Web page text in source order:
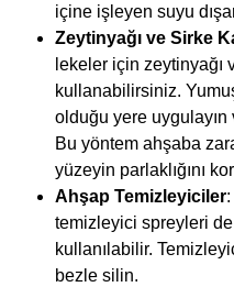
içine işleyen suyu
Zeytinyağı ve Sirke
lekeler için zeytinyağı
kullanabilirsiniz.
olduğu yere
Bu yöntem ahşaba
yüzeyin parlaklığını
Ahşap Temizleyiciler
temizleyici spreyleri
kullanılabilir.
bezle silin.